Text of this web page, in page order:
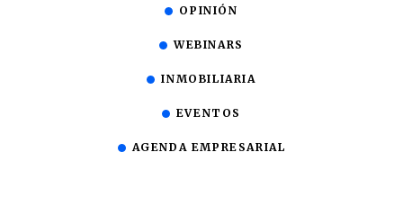
OPINIÓN
WEBINARS
INMOBILIARIA
EVENTOS
AGENDA EMPRESARIAL